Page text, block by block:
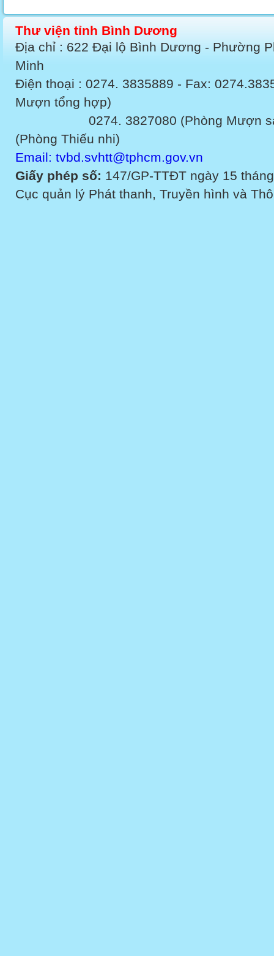
Thư viện tỉnh Bình Dương
Địa chỉ : 622 Đại lộ Bình Dương - Phường
Minh
Điện thoại : 0274. 3835889 - Fax:
Mượn tổng hợp)
0274. 3827080 (Phòng Mượn sách
(Phòng Thiếu nhi)
Email: tvbd.svhtt@tphcm.gov.vn
Giấy phép số: 147/GP-TTĐT ngày 15
Cục quản lý Phát thanh, Truyền hình và